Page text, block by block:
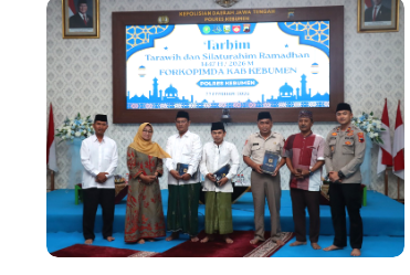
No Comments